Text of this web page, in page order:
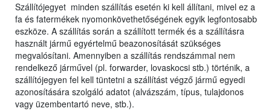
Szállítójegyet minden szállítás esetén ki kell állítani, mivel ez a
fa és fatermékek nyomonkövethetőségének egyik legfontosabb
eszköze. A szállítás során a szállított termék és a szállításra
használt jármű egyértelmű beazonosítását szükséges
megvalósítani. Amennyiben a szállítás rendszámmal nem
rendelkező járművel (pl. forwarder, lovaskocsi stb.) történik, a
szállítójegyen fel kell tüntetni a szállítást végző jármű egyedi
azonosítására szolgáló adatot (alvázszám, típus, tulajdonos
vagy üzembentartó neve, stb.).